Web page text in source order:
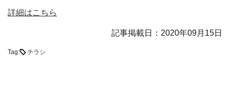
詳細はこちら
記事掲載日：2020年09月15日
Tag: チラシ